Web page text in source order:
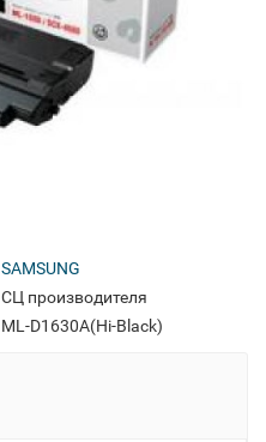
SAMSUNG
СЦ производителя
ML-D1630A(Hi-Black)